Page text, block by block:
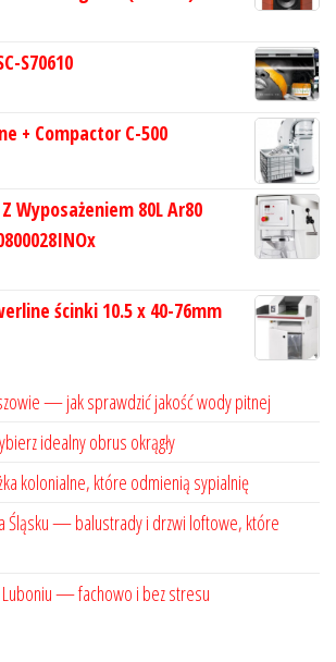
S70610
+ Compactor C-500
Wyposażeniem 80L Ar80
ścinki 10.5 x 40-76mm
— jak sprawdzić jakość wody pitnej
idealny obrus okrągły
kolonialne, które odmienią sypialnię
Śląsku — balustrady i drzwi loftowe, które
Luboniu — fachowo i bez stresu